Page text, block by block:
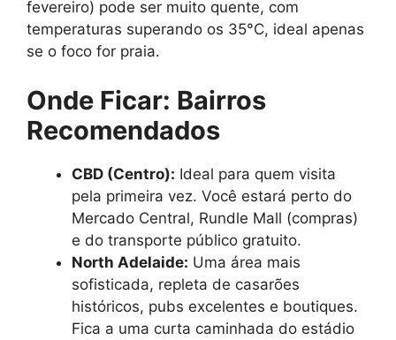
fevereiro) pode ser muito quente, com
temperaturas superando os 35°C, ideal apenas
se o foco for praia.
Onde Ficar: Bairros
Recomendados
CBD (Centro): Ideal para quem visita
pela primeira vez. Você estará perto do
Mercado Central, Rundle Mall (compras)
e do transporte público gratuito.
North Adelaide: Uma área mais
sofisticada, repleta de casarões
históricos, pubs excelentes e boutiques.
Fica a uma curta caminhada do estádio